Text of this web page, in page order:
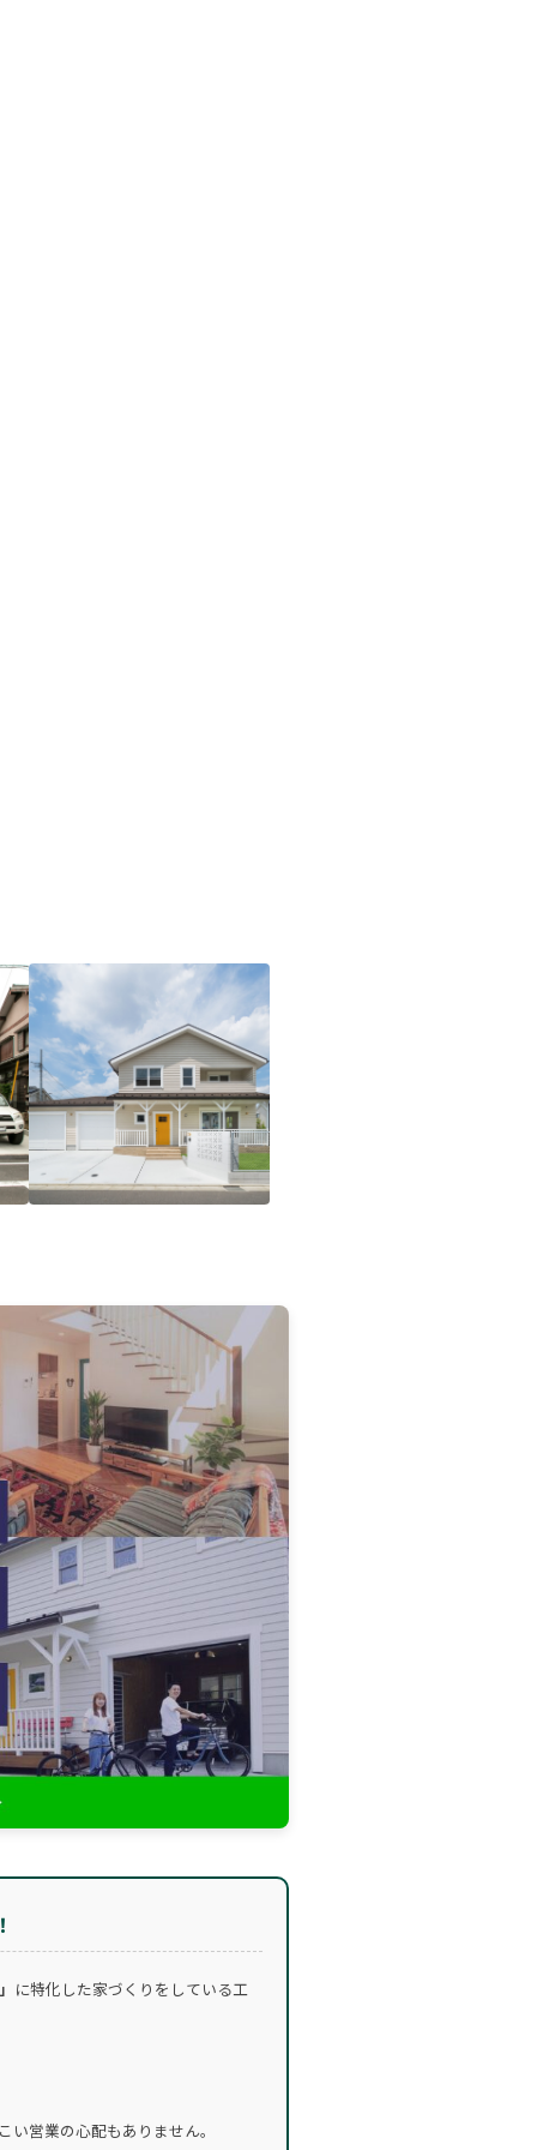
に特化した家づくりをしている工
営業の心配もありません。